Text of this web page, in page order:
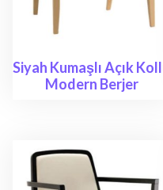
Siyah Kumaşlı Açık
Modern Berjer